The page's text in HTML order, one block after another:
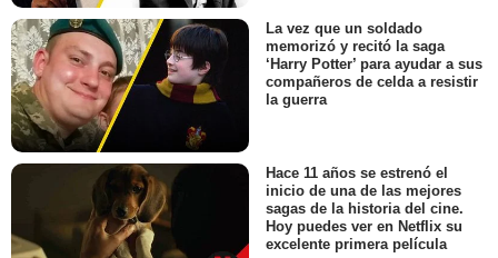
La vez que un soldado
memorizó y recitó la saga
‘Harry Potter’ para ayudar a sus
compañeros de celda a resistir
la guerra
Hace 11 años se estrenó el
inicio de una de las mejores
sagas de la historia del cine.
Hoy puedes ver en Netflix su
excelente primera película